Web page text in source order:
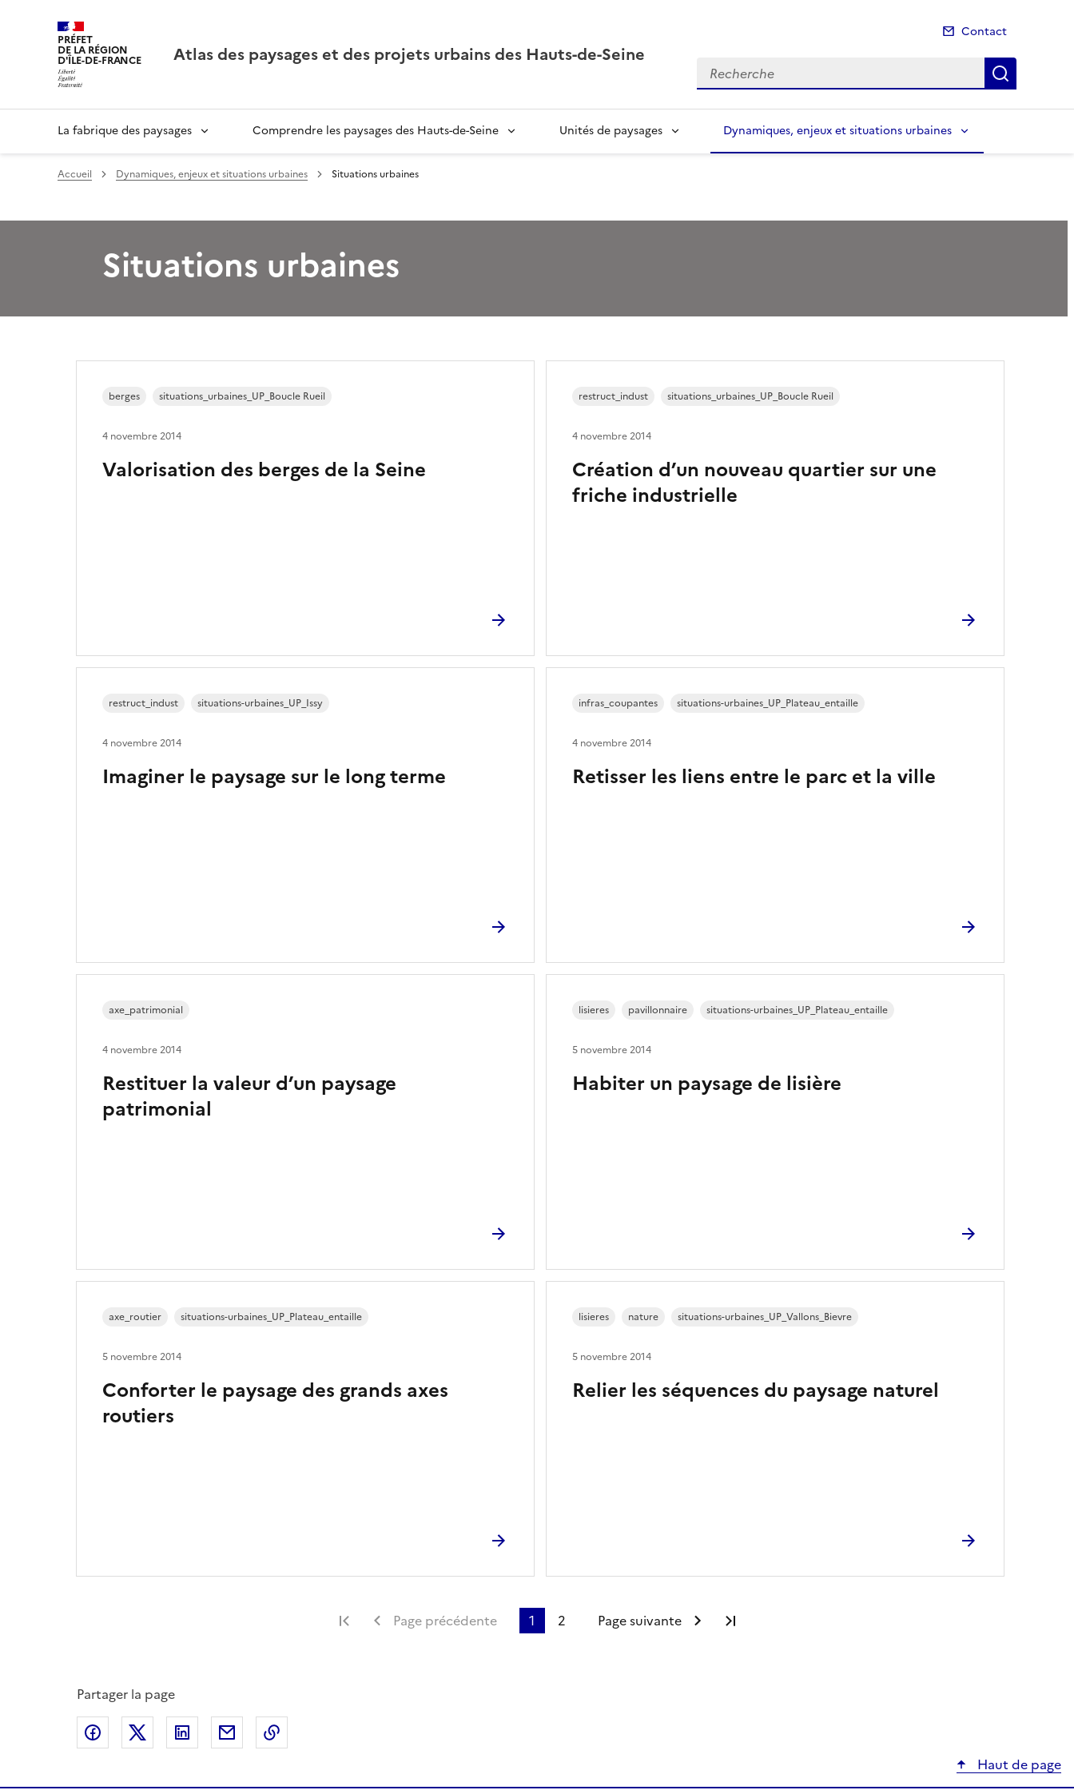
PRÉFET
DE LA RÉGION
D'ÎLE-DE-FRANCE Atlas des paysages et des projets urbains des Hauts-de-Seine
Contact
Recherche
La fabrique des paysages Comprendre les paysages des Hauts-de-Seine Unités de paysages Dynamiques, enjeux et situations urbaines
Accueil Dynamiques, enjeux et situations urbaines Situations urbaines
Situations urbaines
Valorisation des berges de la Seine
berges situations_urbaines_UP_Boucle Rueil
4 novembre 2014
Création d’un nouveau quartier sur une
friche industrielle
restruct_indust situations_urbaines_UP_Boucle Rueil
4 novembre 2014
Imaginer le paysage sur le long terme
restruct_indust situations-urbaines_UP_Issy
4 novembre 2014
Retisser les liens entre le parc et la ville
infras_coupantes situations-urbaines_UP_Plateau_entaille
4 novembre 2014
Restituer la valeur d’un paysage
patrimonial
axe_patrimonial
4 novembre 2014
Habiter un paysage de lisière
lisieres pavillonnaire situations-urbaines_UP_Plateau_entaille
5 novembre 2014
Conforter le paysage des grands axes
routiers
axe_routier situations-urbaines_UP_Plateau_entaille
5 novembre 2014
Relier les séquences du paysage naturel
lisieres nature situations-urbaines_UP_Vallons_Bievre
5 novembre 2014
Première page
Page précédente 1 2 Page suivante
Partager la page
Partager sur Facebook
Partager sur XPartager sur LinkedIn
Partager par email
Haut de page